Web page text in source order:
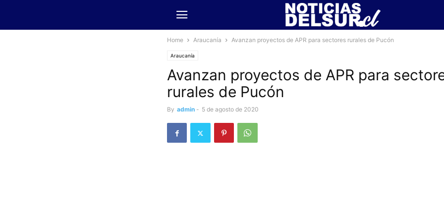
Home Araucanía Avanzan proyectos de APR para sectores rurales de Pucón
Araucanía
Avanzan proyectos de APR para
rurales de Pucón
By admin - 5 de agosto de 2020